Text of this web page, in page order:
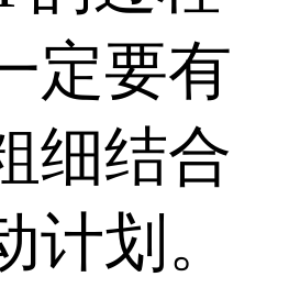
定要有
细结合
计划。